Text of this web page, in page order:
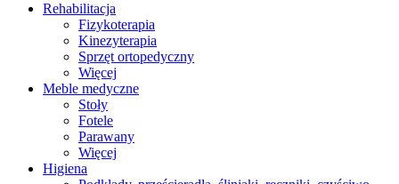
Rehabilitacja
Fizykoterapia
Kinezyterapia
Sprzęt ortopedyczny
Więcej
Meble medyczne
Stoły
Fotele
Parawany
Więcej
Higiena